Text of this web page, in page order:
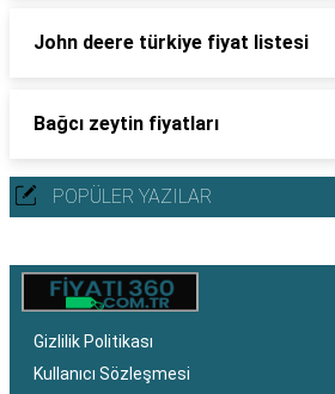
John deere türkiye fiyat listesi
Bağcı zeytin fiyatları
POPÜLER YAZILAR
Gizlilik Politikası
Kullanıcı Sözleşmesi